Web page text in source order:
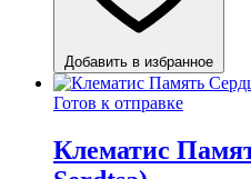
Добавить в избранное
Готов к отправке
Клематис